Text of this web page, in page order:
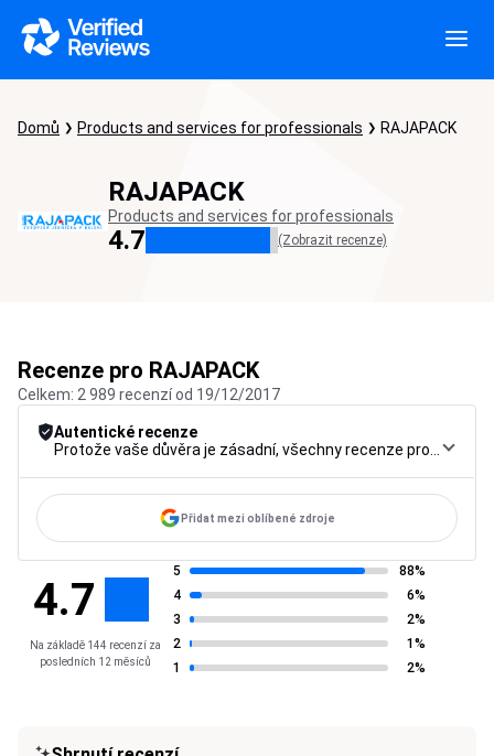
Domů Products and services for professionals RAJAPACK
RAJAPACK
Products and services for professionals
4.7 (Zobrazit recenze)
Recenze pro RAJAPACK
Celkem: 2 989 recenzí od 19/12/2017
Autentické recenze
Přidat mezi oblíbené zdroje
4.7
Na základě 144 recenzí za
posledních 12 měsíců
5
88%
4
6%
3
2%
2
1%
1
2%